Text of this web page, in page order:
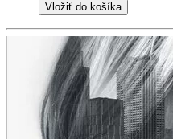
Vložiť do košíka